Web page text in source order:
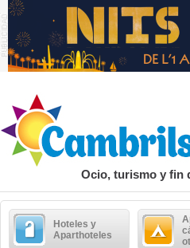
Ocio, turismo y fin
Hoteles y
Aparthoteles